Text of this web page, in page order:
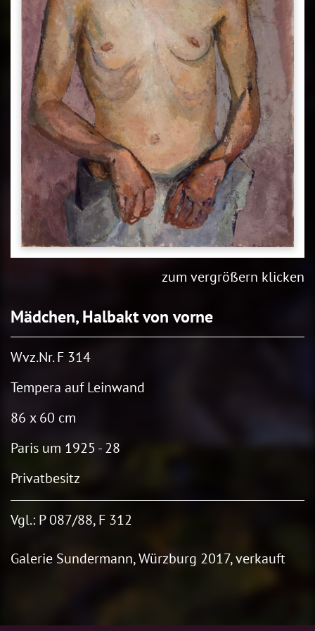
zum vergrößern klicken
Mädchen, Halbakt von vorne
Wvz.Nr. F 314
Tempera auf Leinwand
86 x 60 cm
Paris um 1925 - 28
Privatbesitz
Vgl.: P 087/88, F 312
Galerie Sundermann, Würzburg 2017, verkauft